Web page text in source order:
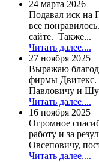
24 марта 2026
Подавал иск на
все
сайте. Также...
Читать далее....
27 ноября 2025
Выражаю
фирмы Двитекс.
Павловичу и
Читать далее....
16 ноября 2025
Огромное
работу и за
Овсеповичу,
Читать далее....